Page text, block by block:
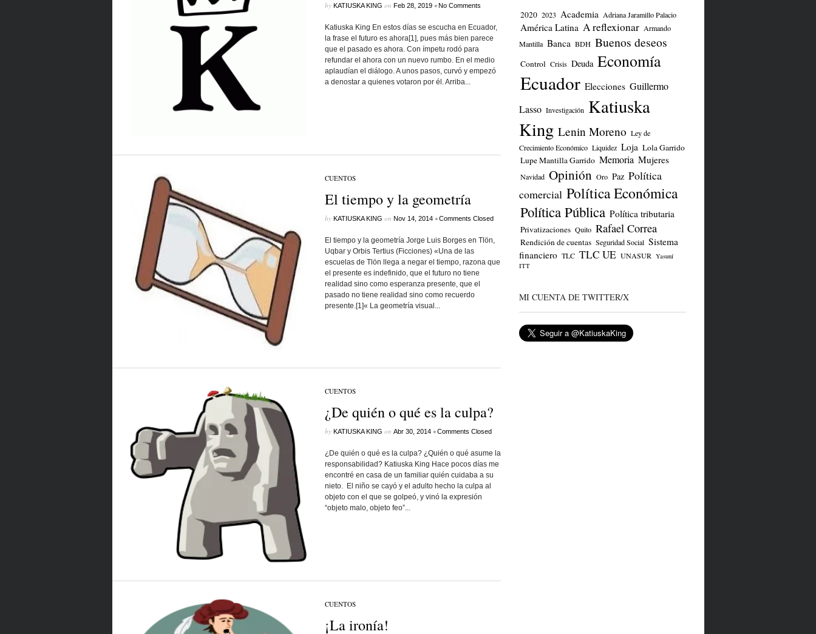
by KATIUSKA KING on Feb 28, 2019 •No Comments
Katiuska King En estos días se escucha en Ecuador,
la frase el futuro es ahora[1], pues más bien parece
que el pasado es ahora. Con ímpetu rodó para
refundar el ahora con un nuevo rumbo. En el medio
aplaudían el diálogo. A unos pasos, curvó y empezó
a denostar a quienes votaron por él. Arriba...
CUENTOS
El tiempo y la geometría
by KATIUSKA KING on Nov 14, 2014 •Comments Closed
El tiempo y la geometría Jorge Luis Borges en Tlön,
Uqbar y Orbis Tertius (Ficciones) «Una de las
escuelas de Tlön llega a negar el tiempo, razona que
el presente es indefinido, que el futuro no tiene
realidad sino como esperanza presente, que el
pasado no tiene realidad sino como recuerdo
presente.[1]« La geometría visual...
CUENTOS
¿De quién o qué es la culpa?
by KATIUSKA KING on Abr 30, 2014 •Comments Closed
¿De quién o qué es la culpa? ¿Quién o qué asume la
responsabilidad? Katiuska King Hace pocos días me
encontré en casa de un familiar quién cuidaba a su
nieto. El niño se cayó y el adulto hecho la culpa al
objeto con el que se golpeó, y vinó la expresión
“objeto malo, objeto feo”...
CUENTOS
¡La ironía!
2020 2023 Academia Adriana Jaramillo Palacio
América Latina A reflexionar Armando
Mantilla Banca BDH Buenos deseos
Control Crisis Deuda Economía
Ecuador Elecciones Guillermo
Lasso Investigación Katiuska
King Lenin Moreno Ley de
Crecimiento Económico Liquidez Loja Lola Garrido
Lupe Mantilla Garrido Memoria Mujeres
Navidad Opinión Oro Paz Política
comercial Política Económica
Política Pública Política tributaria
Privatizaciones Quito Rafael Correa
Rendición de cuentas Seguridad Social Sistema
financiero TLC TLC UE UNASUR Yasuní
ITT
MI CUENTA DE TWITTER/X